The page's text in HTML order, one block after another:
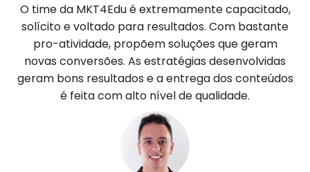
O time da MKT4Edu é extremamente capacitado,
solícito e voltado para resultados. Com bastante
pro-atividade, propõem soluções que geram
novas conversões. As estratégias desenvolvidas
geram bons resultados e a entrega dos conteúdos
é feita com alto nível de qualidade.